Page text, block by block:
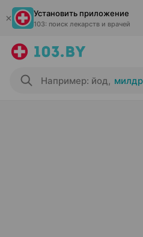
Установить приложение
103: поиск лекарств и врачей
Например: йод,